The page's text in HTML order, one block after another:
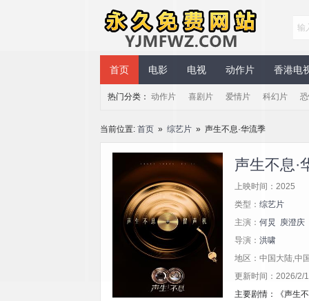
永久免费网站
首页 电影 电视 动作片 香港电
热门分类： 动作片 喜剧片 爱情片 科幻片
当前位置: 首页 » 综艺片 » 声生不息·华流季
声生不息·
上映时间：2025
类型： 综艺片
主演： 何炅
庾澄庆
导演： 洪啸
地区：中国大陆,中
更新时间：2026/2/
主要剧情：《声生